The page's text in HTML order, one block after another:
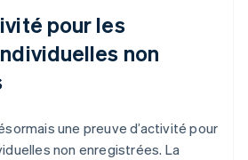
pour les
non
une preuve d’activité pour
non enregistrées. La